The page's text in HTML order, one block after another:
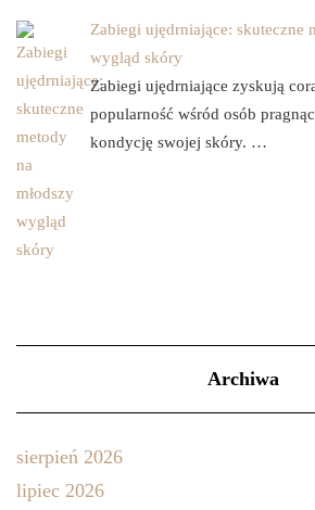
Zabiegi ujędrniające: skuteczne
wygląd skóry
Zabiegi ujędrniające zyskują
popularność wśród osób
kondycję swojej skóry. …
Archiwa
sierpień 2026
lipiec 2026